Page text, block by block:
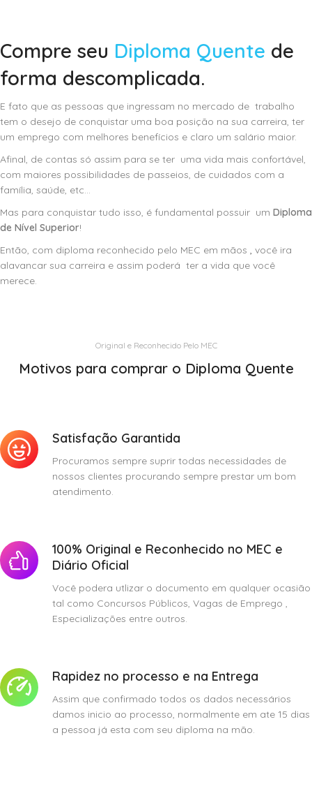
Compre seu Diploma Quente de
forma descomplicada.
E fato que as pessoas que ingressam no mercado de trabalho
tem o desejo de conquistar uma boa posição na sua carreira, ter
um emprego com melhores benefícios e claro um salário maior.
Afinal, de contas só assim para se ter uma vida mais confortável,
com maiores possibilidades de passeios, de cuidados com a
família, saúde, etc…
Mas para conquistar tudo isso, é fundamental possuir um Diploma
de Nível Superior!
Então, com diploma reconhecido pelo MEC em mãos , você ira
alavancar sua carreira e assim poderá ter a vida que você
merece.
Original e Reconhecido Pelo MEC
Motivos para comprar o Diploma Quente
Satisfação Garantida
Procuramos sempre suprir todas necessidades de
nossos clientes procurando sempre prestar um bom
atendimento.
100% Original e Reconhecido no MEC e
Diário Oficial
Você podera utlizar o documento em qualquer ocasião
tal como Concursos Públicos, Vagas de Emprego ,
Especializações entre outros.
Rapidez no processo e na Entrega
Assim que confirmado todos os dados necessários
damos inicio ao processo, normalmente em ate 15 dias
a pessoa já esta com seu diploma na mão.